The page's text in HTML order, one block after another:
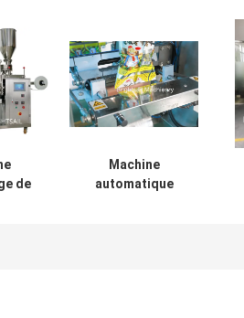
de
Machine
automatique